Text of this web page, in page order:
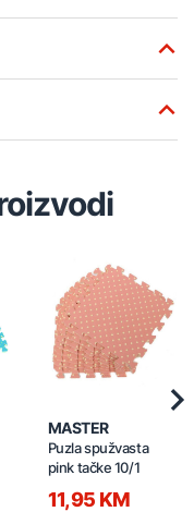
MASTER
Puzla spužvasta
pink tačke 10/1
11,95 KM